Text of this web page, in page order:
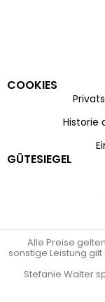
COOKIES
Historie
GÜTESIEGEL
Alle Preise
sonstige Leistung
Stefanie Walter